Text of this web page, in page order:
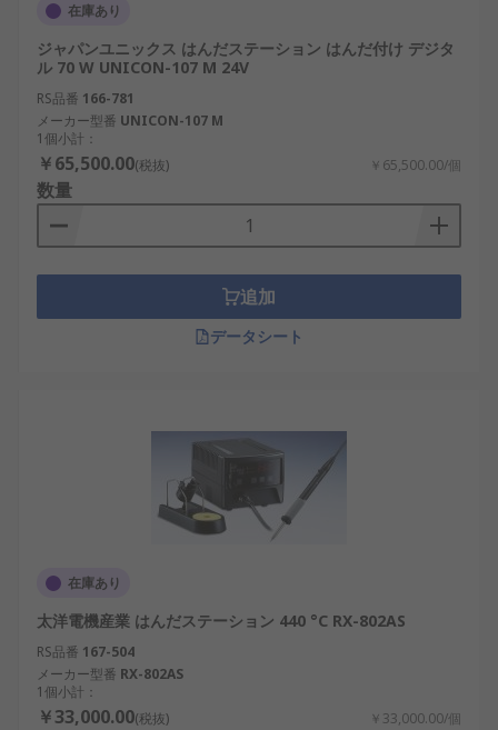
在庫あり
ジャパンユニックス はんだステーション はんだ付け デジタ
ル 70 W UNICON-107 M 24V
RS品番 166-781
メーカー型番 UNICON-107 M
1個小計：
￥65,500.00(税抜) ￥65,500.00/個
数量
追加
データシート
在庫あり
太洋電機産業 はんだステーション 440 °C RX-802AS
RS品番 167-504
メーカー型番 RX-802AS
1個小計：
￥33,000.00(税抜) ￥33,000.00/個